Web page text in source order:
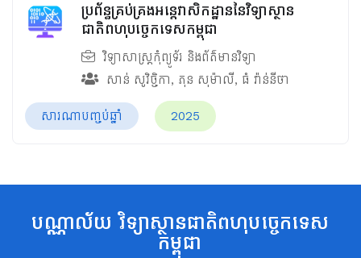
ប្រព័ន្ធគ្រប់គ្រងអន្តេវាសិកដ្ឋាននៃវិទ្យាស្ថាន
ជាតិពហុបច្ចេកទេសកម្ពុជា
វិទ្យាសាស្ត្រកុំព្យូទ័រ និងព័ត៌មានវិទ្យា
សាន់ សូវិច្ចិកា, ភុន សុម៉ាលី, ធំ វ៉ាន់នីថា
សារណាបញ្ចប់ឆ្នាំ 2025
បណ្ណាល័យ វិទ្យាស្ថានជាតិពហុបច្ចេកទេស
កម្ពុជា